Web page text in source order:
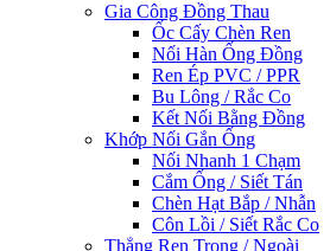
Gia Công Đồng Thau
Ốc Cấy Chèn Ren
Nối Hàn Ống Đồng
Ren Ép PVC / PPR
Bu Lông / Rắc Co
Kết Nối Bằng Đồng
Khớp Nối Gắn Ống
Nối Nhanh 1 Chạm
Cắm Ống / Siết Tán
Chèn Hạt Bắp / Nhẫn
Côn Lồi / Siết Rắc Co
Thẳng Ren Trong / Ngoài